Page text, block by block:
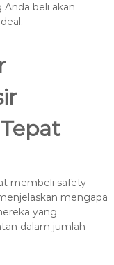
beli akan
membeli safety
mengapa
yang
dalam jumlah